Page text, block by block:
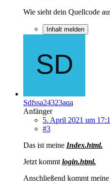
Wie sieht dein Quellcode
Inhalt melden
Sdfssa24323aqa
Anfänger
5. April 2021 um
#3
Das ist meine Index.html.
Jetzt kommt login.html.
Anschließend kommt meine